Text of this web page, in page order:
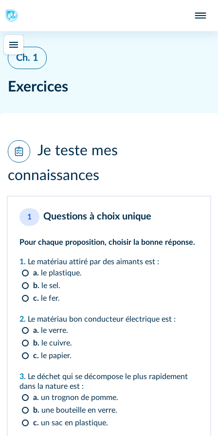
Ch. 1
Exercices
Je teste mes
connaissances
1 Questions à choix unique
Pour chaque proposition, choisir la bonne réponse.
1. Le matériau attiré par des aimants est :
a. le plastique.
b. le sel.
c. le fer.
2. Le matériau bon conducteur électrique est :
a. le verre.
b. le cuivre.
c. le papier.
3. Le déchet qui se décompose le plus rapidement
dans la nature est :
a. un trognon de pomme.
b. une bouteille en verre.
c. un sac en plastique.